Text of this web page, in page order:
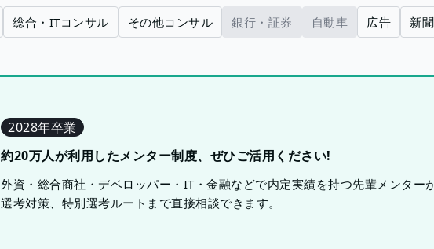
総合・ITコンサル その他コンサル 銀行・証券 自動車 広告 新
2028年卒業
約20万人が利用したメンター制度、ぜひご活用ください!
外資・総合商社・デベロッパー・IT・金融などで内定実績を持つ先輩メンター
選考対策、特別選考ルートまで直接相談できます。